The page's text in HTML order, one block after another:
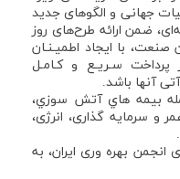
جهانی و الگوهای جدید
ضمن ارائه طرح‌های روز
با ایجاد اطمیـنـان
پرداخت سـریـع و کـامـل
آنها باشد.
بيمه هاي آتش سوزي،
و سرمایه گذاری، انرژی،
بهره وری ایران، به